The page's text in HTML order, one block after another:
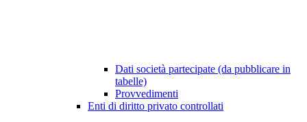
Dati società partecipate (da pubblicare in
tabelle)
Provvedimenti
Enti di diritto privato controllati